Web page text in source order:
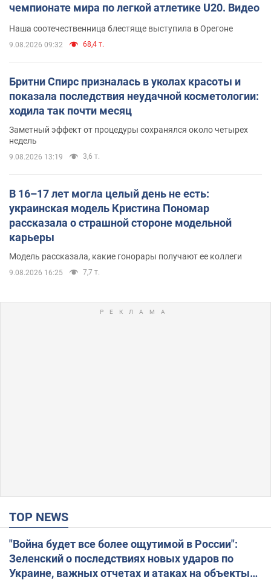
чемпионате мира по легкой атлетике U20. Видео
Наша соотечественница блестяще выступила в Орегоне
9.08.2026 09:32 68,4 т.
Бритни Спирс призналась в уколах красоты и
показала последствия неудачной косметологии:
ходила так почти месяц
Заметный эффект от процедуры сохранялся около четырех
недель
9.08.2026 13:19 3,6 т.
В 16–17 лет могла целый день не есть:
украинская модель Кристина Пономар
рассказала о страшной стороне модельной
карьеры
Модель рассказала, какие гонорары получают ее коллеги
9.08.2026 16:25 7,7 т.
TOP NEWS
"Война будет все более ощутимой в России":
Зеленский о последствиях новых ударов по
Украине, важных отчетах и атаках на объекты